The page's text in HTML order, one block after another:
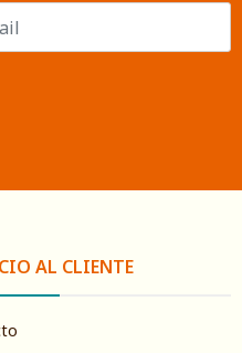
AL CLIENTE